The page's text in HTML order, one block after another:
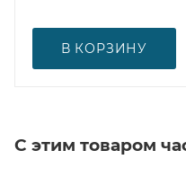
В КОРЗИНУ
С этим товаром